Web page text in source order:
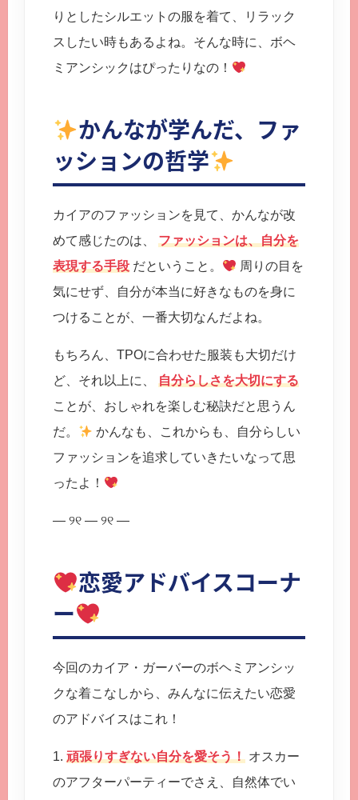
りとしたシルエットの服を着て、リラック
スしたい時もあるよね。そんな時に、ボヘ
ミアンシックはぴったりなの！
かんなが学んだ、ファ
ッションの哲学
カイアのファッションを見て、かんなが改
めて感じたのは、 ファッションは、自分を
表現する手段 だということ。
周りの目を
気にせず、自分が本当に好きなものを身に
つけることが、一番大切なんだよね。
もちろん、TPOに合わせた服装も大切だけ
ど、それ以上に、 自分らしさを大切にする
ことが、おしゃれを楽しむ秘訣だと思うん
だ。
かんなも、これからも、自分らしい
ファッションを追求していきたいなって思
ったよ！
— ୨୧ — ୨୧ —
恋愛アドバイスコーナ
ー
今回のカイア・ガーバーのボヘミアンシッ
クな着こなしから、みんなに伝えたい恋愛
のアドバイスはこれ！
1. 頑張りすぎない自分を愛そう！ オスカー
のアフターパーティーでさえ、自然体でい